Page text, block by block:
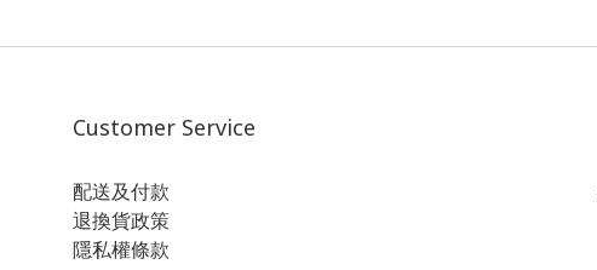
Customer Service
配送及付款
退換貨政策
隱私權條款